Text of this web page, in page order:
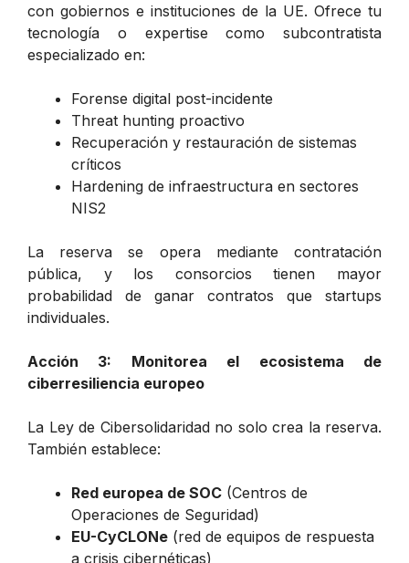
con gobiernos e instituciones de la UE. Ofrece tu
tecnología o expertise como subcontratista
especializado en:
Forense digital post-incidente
Threat hunting proactivo
Recuperación y restauración de sistemas
críticos
Hardening de infraestructura en sectores
NIS2
La reserva se opera mediante contratación
pública, y los consorcios tienen mayor
probabilidad de ganar contratos que startups
individuales.
Acción 3: Monitorea el ecosistema de
ciberresiliencia europeo
La Ley de Cibersolidaridad no solo crea la reserva.
También establece:
Red europea de SOC (Centros de
Operaciones de Seguridad)
EU-CyCLONe (red de equipos de respuesta
a crisis cibernéticas)